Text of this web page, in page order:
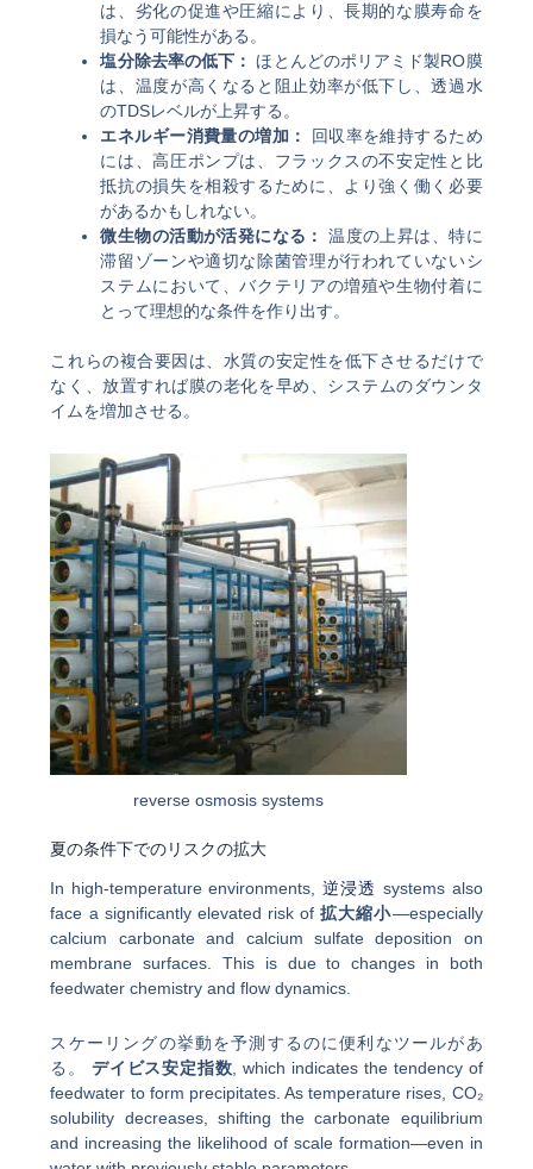
は、劣化の促進や圧縮により、長期的な膜寿命を
損なう可能性がある。
塩分除去率の低下： ほとんどのポリアミド製RO膜
は、温度が高くなると阻止効率が低下し、透過水
のTDSレベルが上昇する。
エネルギー消費量の増加：
回収率を維持するため
には、高圧ポンプは、フラックスの不安定性と比
抵抗の損失を相殺するために、より強く働く必要
があるかもしれない。
微生物の活動が活発になる：
温度の上昇は、特に
滞留ゾーンや適切な除菌管理が行われていないシ
ステムにおいて、バクテリアの増殖や生物付着に
とって理想的な条件を作り出す。
これらの複合要因は、水質の安定性を低下させるだけで
なく、放置すれば膜の老化を早め、システムのダウンタ
イムを増加させる。
reverse osmosis systems
夏の条件下でのリスクの拡大
In high-temperature environments, 逆浸透 systems also
face a significantly elevated risk of拡大縮小—especially
calcium carbonate and calcium sulfate deposition on
membrane surfaces. This is due to changes in both
feedwater chemistry and flow dynamics.
スケーリングの挙動を予測するのに便利なツールがあ
る。 デイビス安定指数 , which indicates the tendency of
feedwater to form precipitates. As temperature rises, CO₂
solubility decreases, shifting the carbonate equilibrium
and increasing the likelihood of scale formation—even in